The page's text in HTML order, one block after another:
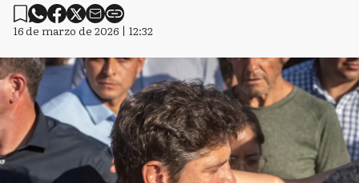
16 de marzo de 2026 | 12:32